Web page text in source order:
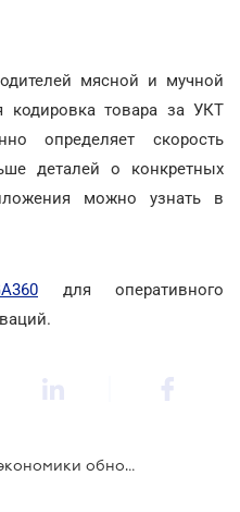
мясной и мучной
кодировка товара за УКТ
определяет скорость
деталей о конкретных
можно узнать в
для оперативного
Экспорт агропродукции: Минэкономики обновило перечни товаров для приоритетного пересечения границы